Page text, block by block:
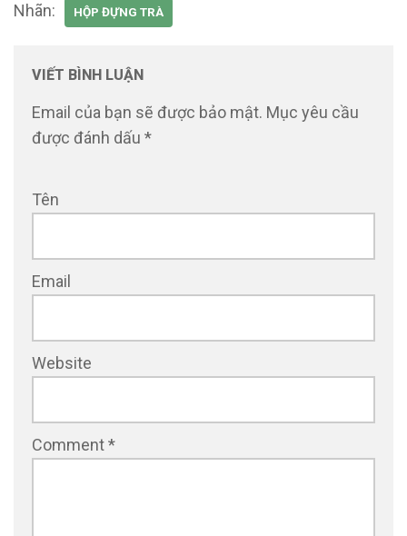
Nhãn: HỘP ĐỰNG TRÀ
VIẾT BÌNH LUẬN
Email của bạn sẽ được bảo mật. Mục yêu cầu
được đánh dấu *
Tên
Email
Website
Comment*